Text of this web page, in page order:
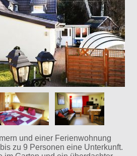
und einer Ferienwohnung
zu 9 Personen eine Unterkunft.